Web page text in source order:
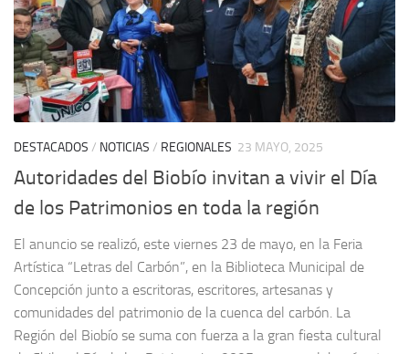
DESTACADOS / NOTICIAS / REGIONALES 23 MAYO, 2025
Autoridades del Biobío invitan a vivir el Día
de los Patrimonios en toda la región
El anuncio se realizó, este viernes 23 de mayo, en la Feria
Artística “Letras del Carbón”, en la Biblioteca Municipal de
Concepción junto a escritoras, escritores, artesanas y
comunidades del patrimonio de la cuenca del carbón. La
Región del Biobío se suma con fuerza a la gran fiesta cultural